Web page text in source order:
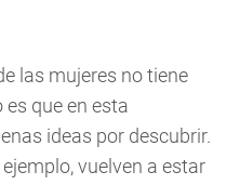
las mujeres no tiene
que en esta
ideas por descubrir.
vuelven a estar